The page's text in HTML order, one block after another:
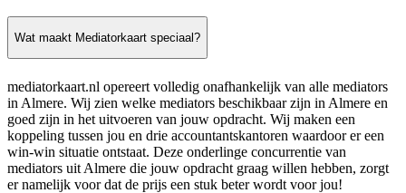
Wat maakt Mediatorkaart speciaal?
mediatorkaart.nl opereert volledig onafhankelijk van alle mediators
in Almere. Wij zien welke mediators beschikbaar zijn in Almere en
goed zijn in het uitvoeren van jouw opdracht. Wij maken een
koppeling tussen jou en drie accountantskantoren waardoor er een
win-win situatie ontstaat. Deze onderlinge concurrentie van
mediators uit Almere die jouw opdracht graag willen hebben, zorgt
er namelijk voor dat de prijs een stuk beter wordt voor jou!